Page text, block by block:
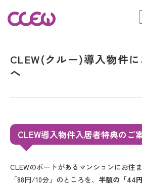
CLEW(クルー)導入物件
へ
CLEW導入物件入居者特典のご
CLEWのポートがあるマンションにお住
「88円/10分」のところを、 半額の「44